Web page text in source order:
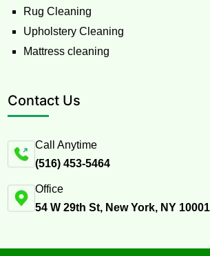
Rug Cleaning
Upholstery Cleaning
Mattress cleaning
Contact Us
Call Anytime
(516) 453-5464
Office
54 W 29th St, New York, NY 10001